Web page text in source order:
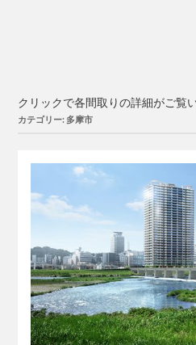
クリックで各間取りの詳細がご覧
カテゴリー: 多摩市